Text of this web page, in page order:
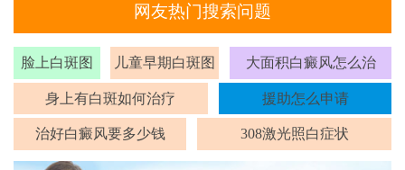
网友热门搜索问题
脸上白斑图 儿童早期白斑图 大面积白癜风怎么治
身上有白斑如何治疗 援助怎么申请
治好白癜风要多少钱 308激光照白症状